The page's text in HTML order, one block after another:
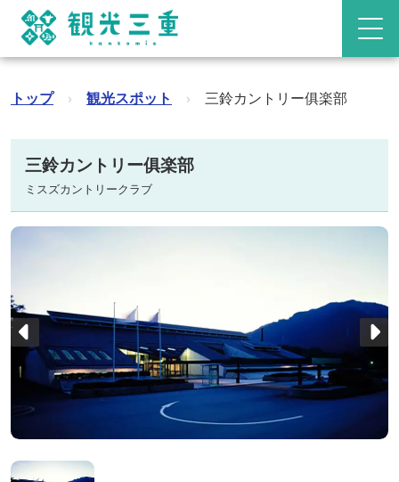
トップ › 観光スポット › 三鈴カントリー俱楽部
三鈴カントリー俱楽部
ミスズカントリークラブ